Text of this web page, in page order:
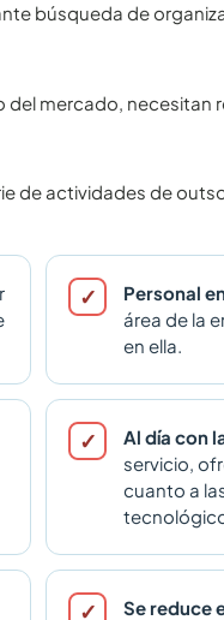
búsqueda de
mercado, necesitan
de actividades de
Personal
área de la
en ella.
Al día con
servicio,
cuanto a
Se reduce